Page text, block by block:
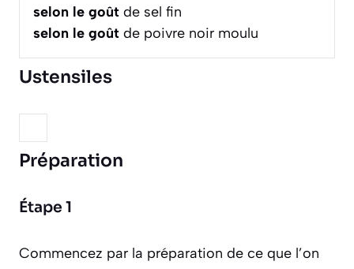
selon le goût de sel fin
selon le goût de poivre noir moulu
Ustensiles
Préparation
Étape 1
Commencez par la préparation de ce que l’on